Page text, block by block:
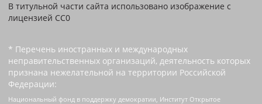
В титульной части сайта использовано изображение с
лицензией CC0
* Перечень иностранных и международных
неправительственных организаций, деятельность которых
признана нежелательной на территории Российской
Федерации:
Национальный фонд в поддержку демократии, Институт Открытое